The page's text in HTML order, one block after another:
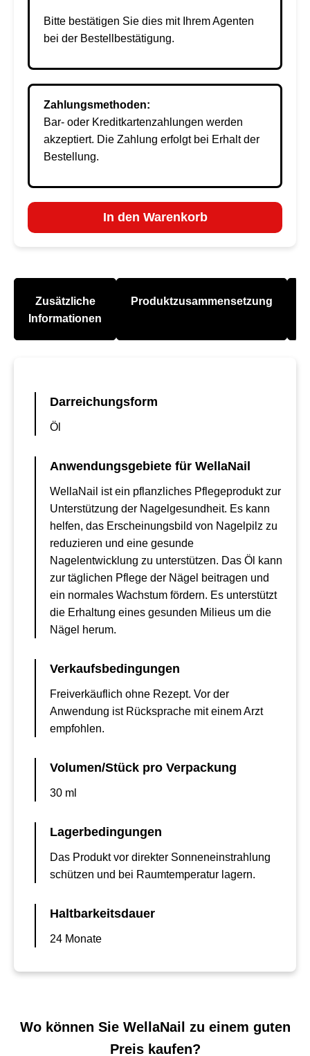
Bitte bestätigen Sie dies mit Ihrem Agenten
bei der Bestellbestätigung.
Zahlungsmethoden:
Bar- oder Kreditkartenzahlungen werden
akzeptiert. Die Zahlung erfolgt bei Erhalt der
Bestellung.
In den Warenkorb
Zusätzliche
Informationen
Produktzusammensetzung
Darreichungsform
Öl
Anwendungsgebiete für WellaNail
WellaNail ist ein pflanzliches Pflegeprodukt zur
Unterstützung der Nagelgesundheit. Es kann
helfen, das Erscheinungsbild von Nagelpilz zu
reduzieren und eine gesunde
Nagelentwicklung zu unterstützen. Das Öl kann
zur täglichen Pflege der Nägel beitragen und
ein normales Wachstum fördern. Es unterstützt
die Erhaltung eines gesunden Milieus um die
Nägel herum.
Verkaufsbedingungen
Freiverkäuflich ohne Rezept. Vor der
Anwendung ist Rücksprache mit einem Arzt
empfohlen.
Volumen/Stück pro Verpackung
30 ml
Lagerbedingungen
Das Produkt vor direkter Sonneneinstrahlung
schützen und bei Raumtemperatur lagern.
Haltbarkeitsdauer
24 Monate
Wo können Sie WellaNail zu einem guten
Preis kaufen?